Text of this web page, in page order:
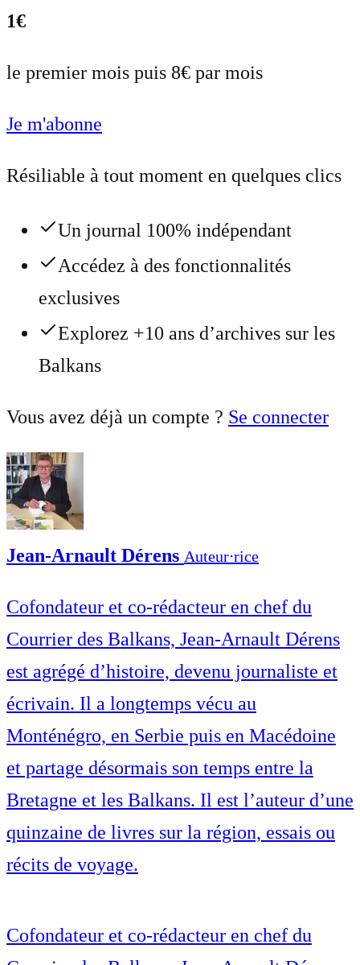
1€
le premier mois puis 8€ par mois
Je m'abonne
Résiliable à tout moment en quelques clics
Un journal 100% indépendant
Accédez à des fonctionnalités
exclusives
Explorez +10 ans d’archives sur les
Balkans
Vous avez déjà un compte ? Se connecter
Jean-Arnault Dérens Auteur⋅rice
Cofondateur et co-rédacteur en chef du
Courrier des Balkans, Jean-Arnault Dérens
est agrégé d’histoire, devenu journaliste et
écrivain. Il a longtemps vécu au
Monténégro, en Serbie puis en Macédoine
et partage désormais son temps entre la
Bretagne et les Balkans. Il est l’auteur d’une
quinzaine de livres sur la région, essais ou
récits de voyage.
Cofondateur et co-rédacteur en chef du